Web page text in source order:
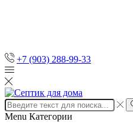
+7 (903) 288-99-33
Search
input
Menu Категории